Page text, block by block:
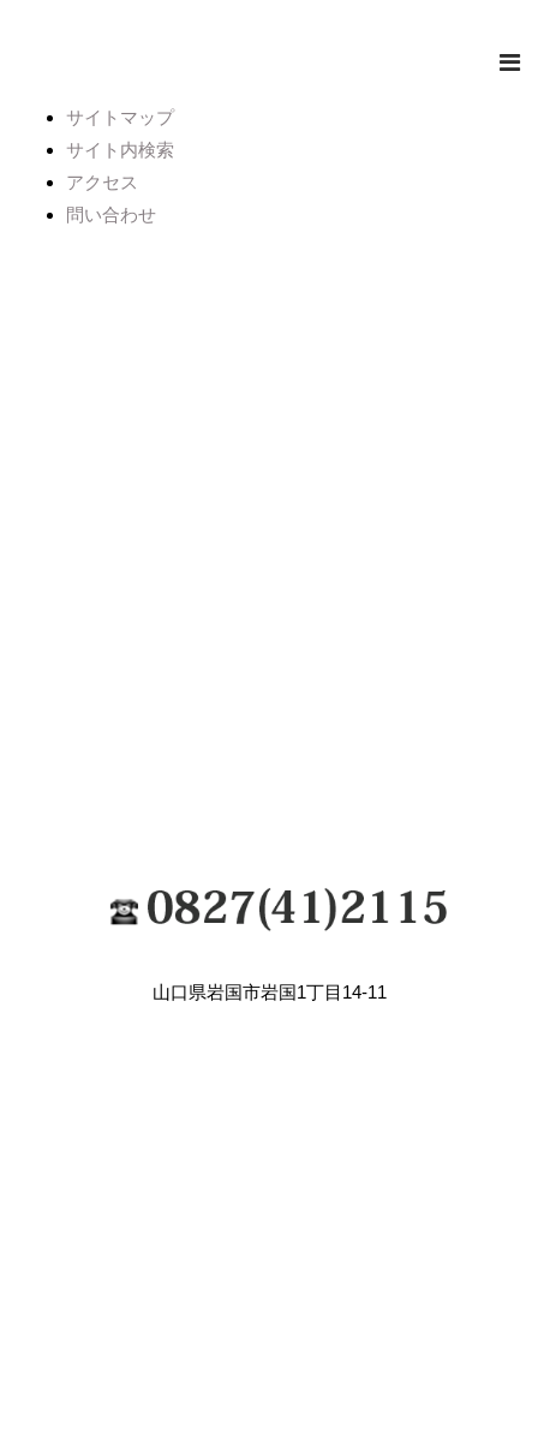
サイトマップ
サイト内検索
アクセス
問い合わせ
山口県岩国市岩国1丁目14-11